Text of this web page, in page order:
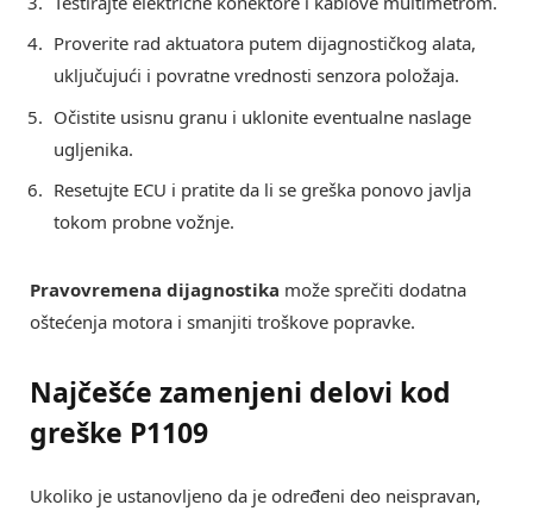
Proverite rad aktuatora putem dijagnostičkog alata,
uključujući i povratne vrednosti senzora položaja.
Očistite usisnu granu i uklonite eventualne naslage
ugljenika.
Resetujte ECU i pratite da li se greška ponovo javlja
tokom probne vožnje.
Pravovremena dijagnostika može sprečiti dodatna
oštećenja motora i smanjiti troškove popravke.
Najčešće zamenjeni delovi kod
greške P1109
Ukoliko je ustanovljeno da je određeni deo neispravan,